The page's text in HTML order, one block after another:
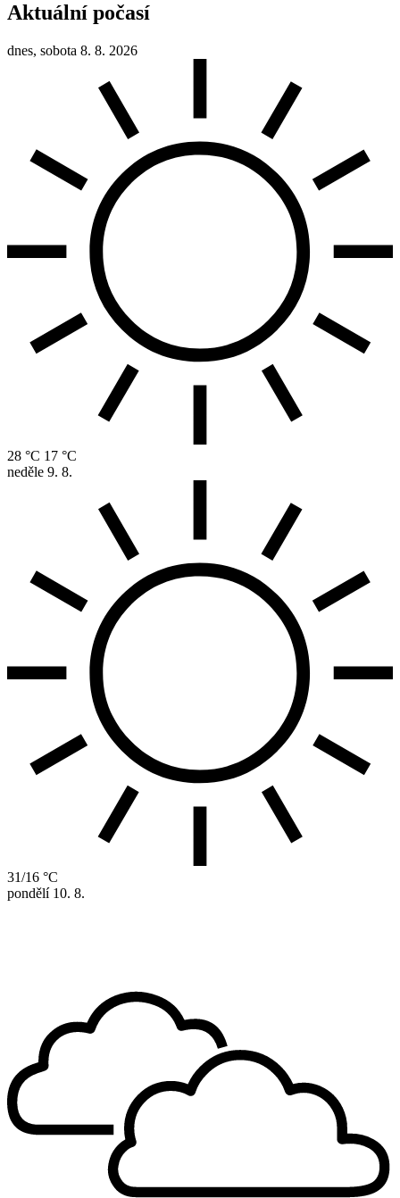
Aktuální počasí
dnes, sobota 8. 8. 2026
28 °C 17 °C
neděle 9. 8.
31/16 °C
pondělí 10. 8.